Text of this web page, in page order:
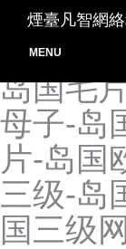
岛国高
在线色
岛国毛
母子-岛
片-岛国
三级-岛
国三级
煙臺凡智網
MENU